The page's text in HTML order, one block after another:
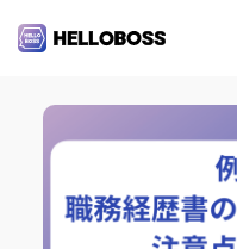
Category:人材向けブ